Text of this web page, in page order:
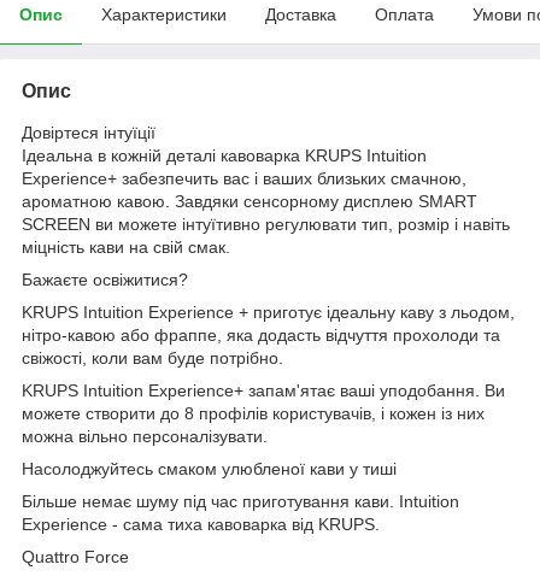
Опис Характеристики Доставка Оплата Умови
Опис
Довіртеся інтуїції
Ідеальна в кожній деталі кавоварка KRUPS Intuition
Experience+ забезпечить вас і ваших близьких смачною,
ароматною кавою. Завдяки сенсорному дисплею SMART
SCREEN ви можете інтуїтивно регулювати тип, розмір і навіть
міцність кави на свій смак.
Бажаєте освіжитися?
KRUPS Intuition Experience + приготує ідеальну каву з льодом,
нітро-кавою або фраппе, яка додасть відчуття прохолоди та
свіжості, коли вам буде потрібно.
KRUPS Intuition Experience+ запам'ятає ваші уподобання. Ви
можете створити до 8 профілів користувачів, і кожен із них
можна вільно персоналізувати.
Насолоджуйтесь смаком улюбленої кави у тиші
Більше немає шуму під час приготування кави. Intuition
Experience - сама тиха кавоварка від KRUPS.
Quattro Force